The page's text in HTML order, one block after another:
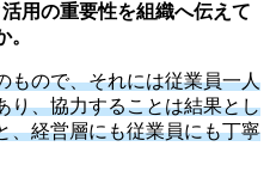
用の重要性を組織へ伝えて
もので、それには従業員一人
り、協力することは結果とし
、経営層にも従業員にも丁寧